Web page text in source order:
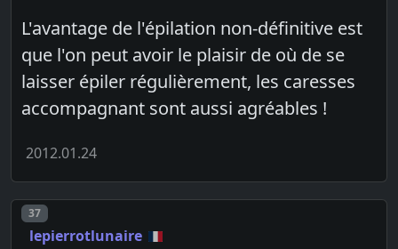
L'avantage de l'épilation non-définitive est
que l'on peut avoir le plaisir de où de se
laisser épiler régulièrement, les caresses
accompagnant sont aussi agréables !
2012.01.24
Post number
37
lepierrotlunaire